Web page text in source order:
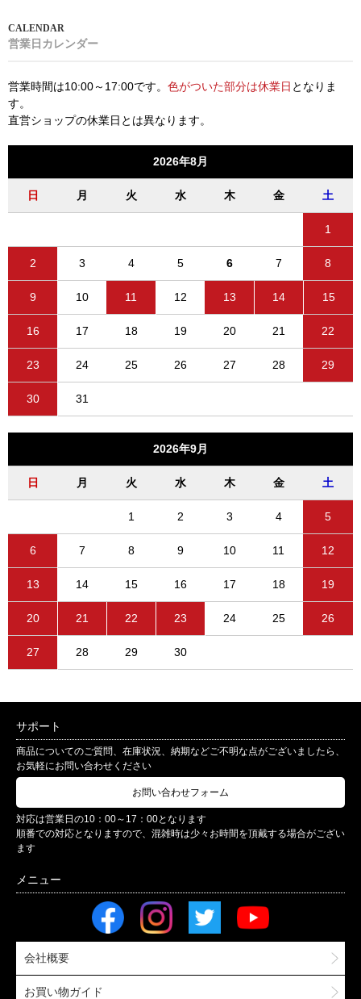
営業日カレンダー
営業時間は10:00～17:00です。 色がついた部分は休業日 となりま
す。
直営ショップの休業日とは異なります。
2026年8月
日 月 火 水 木 金 土
1
2 3 4 5 6 7 8
9 10 11 12 13 14 15
16 17 18 19 20 21 22
23 24 25 26 27 28 29
30 31
2026年9月
日 月 火 水 木 金 土
1 2 3 4 5
6 7 8 9 10 11 12
13 14 15 16 17 18 19
20 21 22 23 24 25 26
27 28 29 30
サポート
商品についてのご質問、在庫状況、納期などご不明な点がございましたら、
お気軽にお問い合わせください
お問い合わせフォーム
対応は営業日の10：00～17：00となります
順番での対応となりますので、混雑時は少々お時間を頂戴する場合がござい
ます
会社概要
お買い物ガイド